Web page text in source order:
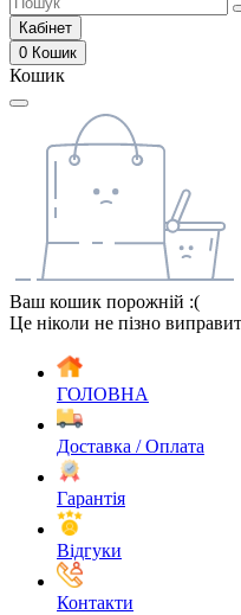
Кабінет
0 Кошик
Кошик
Ваш кошик порожній :(
Це ніколи не пізно
ГОЛОВНА
Доставка / Оплата
Гарантія
Відгуки
Контакти